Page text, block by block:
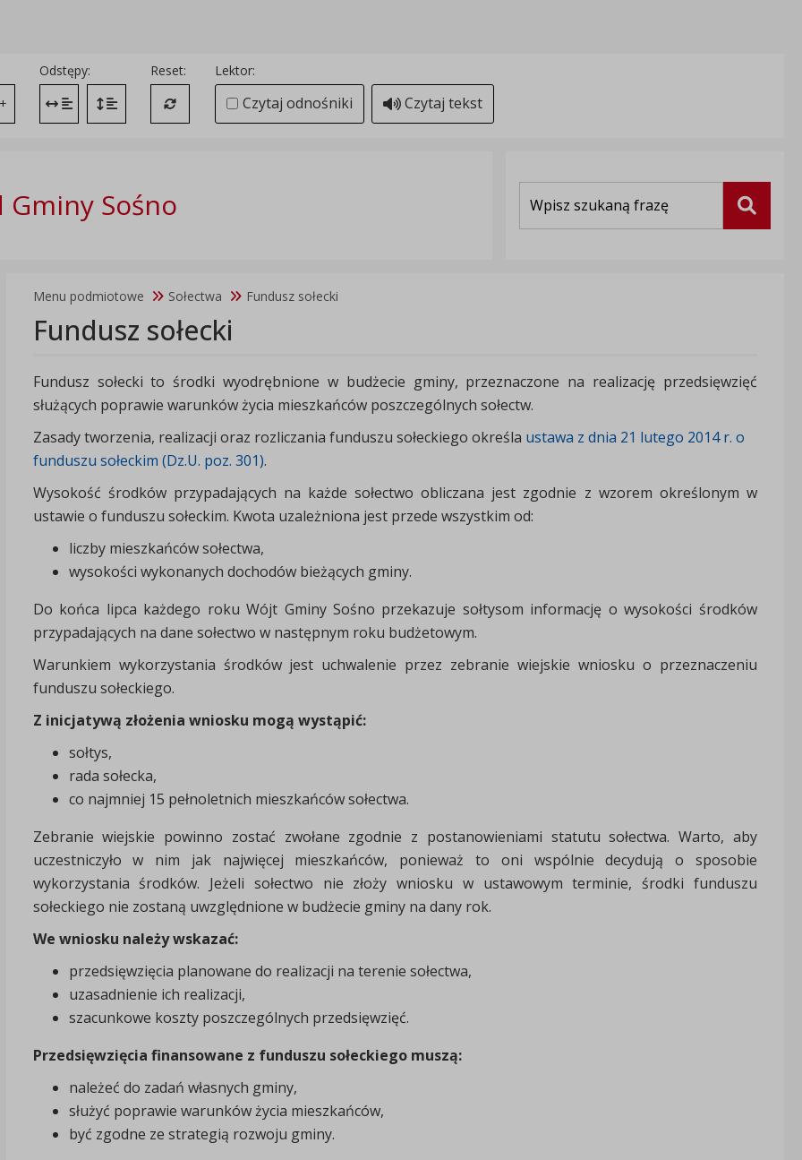
Odstępy:
Zmień odstęp między literami
Zmień interlinię i margines między paragrafami
Reset:
Przywróć ustawienia domyślne
Lektor:
Czytaj odnośniki Czytaj tekst
Gminy Sośno Szukaj
Menu podmiotowe Sołectwa Fundusz sołecki
Fundusz sołecki
Fundusz sołecki to środki wyodrębnione w budżecie gminy, przeznaczone na realizację przedsięwzięć
służących poprawie warunków życia mieszkańców poszczególnych sołectw.
Zasady tworzenia, realizacji oraz rozliczania funduszu sołeckiego określa ustawa z dnia 21 lutego 2014 r. o
funduszu sołeckim (Dz.U. poz. 301).
Wysokość środków przypadających na każde sołectwo obliczana jest zgodnie z wzorem określonym w
ustawie o funduszu sołeckim. Kwota uzależniona jest przede wszystkim od:
liczby mieszkańców sołectwa,
wysokości wykonanych dochodów bieżących gminy.
Do końca lipca każdego roku Wójt Gminy Sośno przekazuje sołtysom informację o wysokości środków
przypadających na dane sołectwo w następnym roku budżetowym.
Warunkiem wykorzystania środków jest uchwalenie przez zebranie wiejskie wniosku o przeznaczeniu
funduszu sołeckiego.
Z inicjatywą złożenia wniosku mogą wystąpić:
sołtys,
rada sołecka,
co najmniej 15 pełnoletnich mieszkańców sołectwa.
Zebranie wiejskie powinno zostać zwołane zgodnie z postanowieniami statutu sołectwa. Warto, aby
uczestniczyło w nim jak najwięcej mieszkańców, ponieważ to oni wspólnie decydują o sposobie
wykorzystania środków. Jeżeli sołectwo nie złoży wniosku w ustawowym terminie, środki funduszu
sołeckiego nie zostaną uwzględnione w budżecie gminy na dany rok.
We wniosku należy wskazać:
przedsięwzięcia planowane do realizacji na terenie sołectwa,
uzasadnienie ich realizacji,
szacunkowe koszty poszczególnych przedsięwzięć.
Przedsięwzięcia finansowane z funduszu sołeckiego muszą:
należeć do zadań własnych gminy,
służyć poprawie warunków życia mieszkańców,
być zgodne ze strategią rozwoju gminy.